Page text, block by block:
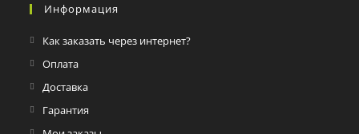
Информация
Как заказать через интернет?
Оплата
Доставка
Гарантия